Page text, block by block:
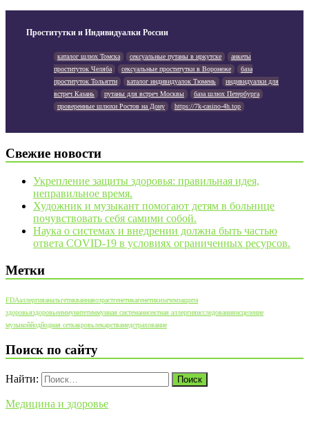
Проститутки и Индивидуалки России
каталог шлюх Томска сексуальные путаны в иркутске
анкеты
проституток Челяба
сексуальные проститутки в Воронеже
база
проституток Тольятти
каталог индивидуалок Тюмень
индивидуалки для
встреч Казань
путаны для встреч Москвы
база шлюх Петербурга
проверенные шлюхи Ростов на Дону
https://7k-casino-4h.top
Свежие новости
Укрепление защиты здоровья: правильная идея,
неправильное время.
Художник и музыкант помогают детям в больнице
почувствовать себя самими собой.
Наука о системах и внедрении должна быть частью
ответа COVID-19 в условиях ограниченных ресурсов.
Метки
FDAаллергияанальгетикваннавозрастгенетикагенетикизачемзащита
здоровьяздоровьеиммунитетиммунная системаинсектная аллергияисследованияисцеление
музыкоййодйодная сеткакровьлекарствамедстрахование
Поиск по сайту
Найти:
Медицина и здоровье